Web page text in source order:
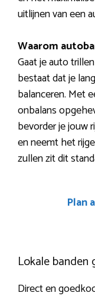
uitlijnen van een
Waarom
Gaat je auto
bestaat dat je
balanceren. Met
onbalans
bevorder je jouw
en neemt het
zullen zit dit
Plan
Lokale banden
Direct en